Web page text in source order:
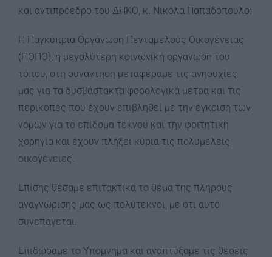
και αντιπρόεδρο του ΔΗΚΟ, κ. Νικόλα Παπαδόπουλο:
Η Παγκύπρια Οργάνωση Πενταμελούς Οικογένειας
(ΠΟΠΟ), η μεγαλύτερη κοινωνική οργάνωση του
τόπου, στη συνάντηση μεταφέραμε τις ανησυχίες
μας για τα δυσβάστακτα φορολογικά μέτρα και τις
περικοπές που έχουν επιβληθεί με την έγκριση των
νόμων για το επίδομα τέκνου και την φοιτητική
χορηγία και έχουν πλήξει κύρια τις πολυμελείς
οικογένειες.
Επίσης θέσαμε επιτακτικά το θέμα της πλήρους
αναγνώρισης μας ως πολύτεκνοι, με ότι αυτό
συνεπάγεται.
Επιδώσαμε το Υπόμνημα και αναπτύξαμε τις θέσεις